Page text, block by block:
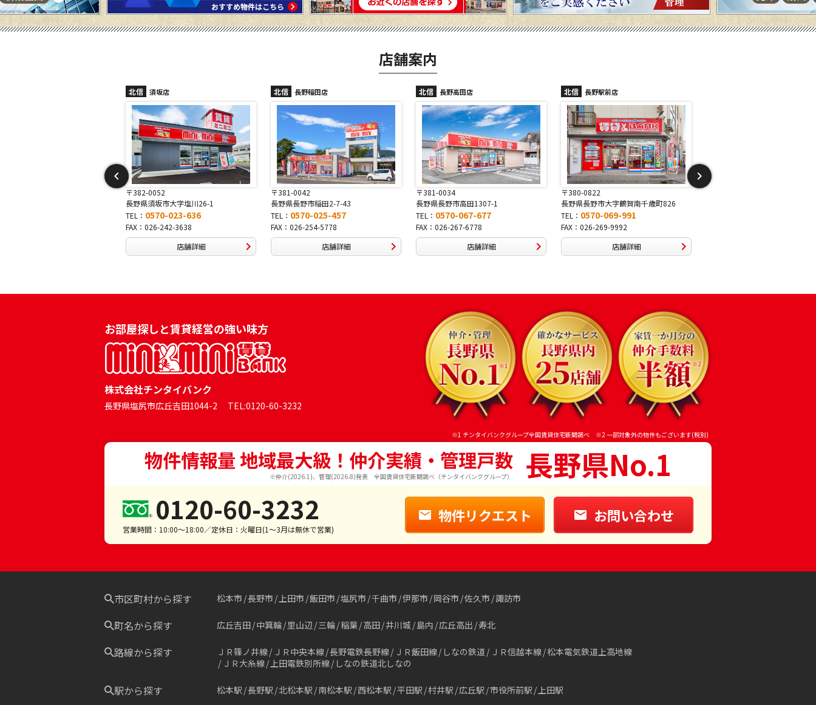
店舗案内
北信 長野稲田店
〒381-0042
長野県長野市稲田2-7-43
TEL： 0570-025-457
FAX：026-254-5778
店舗詳細
北信 長野高田店
〒381-0034
長野県長野市高田1307-1
TEL： 0570-067-677
FAX：026-267-6778
店舗詳細
北信 長野駅前店
〒380-0822
長野県長野市大字鶴賀南千歳町826
TEL： 0570-069-991
FAX：026-269-9992
店舗詳細
北信 長野稲里店
〒381-2243
長野県長野市稲里1-5-25
TEL： 0570-067-878
FAX：026-286-7888
店舗詳細
お部屋探しと賃貸経営の強い味方
株式会社チンタイバンク
長野県塩尻市広丘吉田1044-2 TEL:0120-60-3232
※1 チンタイバンクグループ全国賃貸住宅新聞調べ ※2 一部対象外の物件もございます(税別)
物件情報量 地域最大級！仲介実績・管理戸数
※仲介(2026.1)、管理(2026.8)発表 全国賃貸住宅新聞調べ（チンタイバンクグループ） 長野県No.1
0120-60-3232
営業時間：10:00～18:00／定休日：火曜日(1～3月は無休で営業)
物件リクエスト お問い合わせ
市区町村から探す 松本市 長野市 上田市 飯田市 塩尻市 千曲市 伊那市 岡谷市 佐久市 諏訪市
町名から探す 広丘吉田 中箕輪 里山辺 三輪 稲葉 高田 井川城 島内 広丘高出 寿北
路線から探す ＪＲ篠ノ井線 ＪＲ中央本線 長野電鉄長野線 ＪＲ飯田線 しなの鉄道 ＪＲ信越本線 松本電気鉄道上高地線
ＪＲ大糸線 上田電鉄別所線 しなの鉄道北しなの
駅から探す 松本駅 長野駅 北松本駅 南松本駅 西松本駅 平田駅 村井駅 広丘駅 市役所前駅 上田駅